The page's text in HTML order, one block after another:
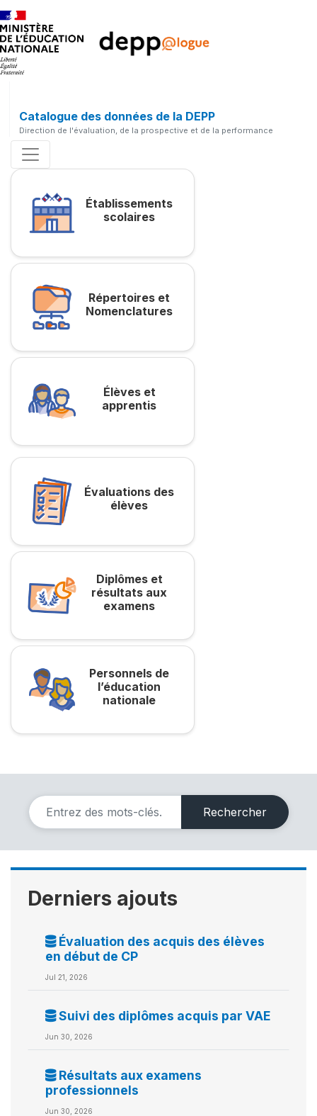
Catalogue des données de la DEPP
Direction de l'évaluation, de la prospective et de la performance
Établissements
scolaires
Répertoires et
Nomenclatures
Élèves et
apprentis
Évaluations des
élèves
Diplômes et
résultats aux
examens
Personnels de
l’éducation
nationale
Rechercher
Derniers ajouts
Évaluation des acquis des élèves
en début de CP
Jul 21, 2026
Suivi des diplômes acquis par VAE
Jun 30, 2026
Résultats aux examens
professionnels
Jun 30, 2026